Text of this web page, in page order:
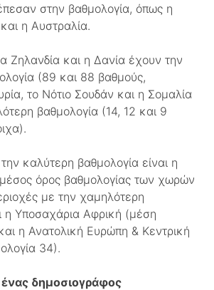
στην βαθμολογία, όπως η
η Αυστραλία.
Ζηλανδία και η Δανία έχουν την
(89 και 88 βαθμούς,
το Νότιο Σουδάν και η Σομαλία
βαθμολογία (14, 12 και 9
καλύτερη βαθμολογία είναι η
όρος βαθμολογίας των χωρών
με την χαμηλότερη
η Υποσαχάρια Αφρική (μέση
η Ανατολική Ευρώπη & Κεντρική
34).
δημοσιογράφος